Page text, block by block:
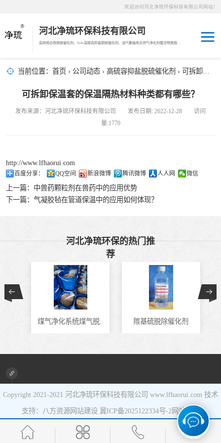
欢迎访问河北净琉环保科技有限公司网站！
河北净琉环保科技有限公司
高效络合铁脱硫催化剂、JLH-高硫容抑盐脱硫催化剂、油气集输用天然气净化剂螯合物类脱硫剂，液相氧化还原脱硫催化剂、液相氧化还原脱硫补充剂、液相氧化还原脱硫溶液分散剂、JL-12活化MDEA脱碳剂、JL-14深度脱碳剂、沼气脱硫剂、焦油破乳剂
当前位置： 首页 › 公司动态 › 高硫容抑盐脱硫催化剂 › 可拆卸保温套的保温隔热材料种类都有哪些？
可拆卸保温套的保温隔热材料种类都有哪些？
发布来源：河北净琉环保科技有限公司 发布日期: 2022-12-28 访问
量:1770
http://www.lfhaorui.com
百度分享： QQ空间 新浪微博 腾讯微博 人人网 微信
上一篇： 中兽药颗粒剂在兽药中的应用优势
下一篇： ​气凝胶毡在管道保温中的应用如何体现？
河北净琉环保的热门推
荐
煤气净化系统煤气脱.. 羰基硫脱除催化剂
Copyright 2021-2021 河北净琉环保科技有限公司 www.lfhaorui.com 技术
支持：八方资源 网站建设 冀ICP备2025122334号-2 网站地图
天然气脱碳剂
沼气脱硫剂
剂
天然气脱硫剂
羰基硫脱除催化
高硫容抑盐脱硫
催化剂
液相氧化还原脱
液相氧化还原脱
硫补充剂
油气集输用天然
气净化剂螯合物
类脱硫剂
硫酸锰系复合型
催化剂